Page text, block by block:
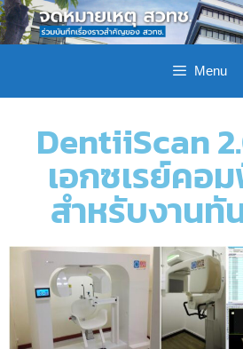
Menu
DentiiScan
เอกซเรย์คอ
สำหรับงานทั